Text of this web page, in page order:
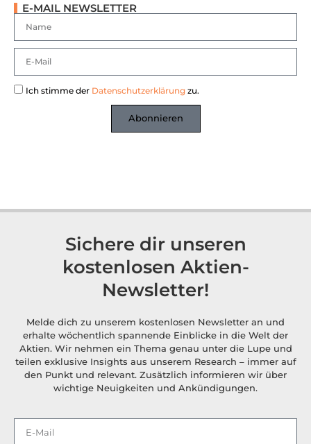
E-MAIL NEWSLETTER
Ich stimme der Datenschutzerklärung zu.
Abonnieren
Sichere dir unseren
kostenlosen Aktien-
Newsletter!
Melde dich zu unserem kostenlosen Newsletter an und
erhalte wöchentlich spannende Einblicke in die Welt der
Aktien. Wir nehmen ein Thema genau unter die Lupe und
teilen exklusive Insights aus unserem Research – immer auf
den Punkt und relevant. Zusätzlich informieren wir über
wichtige Neuigkeiten und Ankündigungen.